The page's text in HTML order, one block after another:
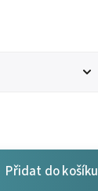
Přidat do košíku